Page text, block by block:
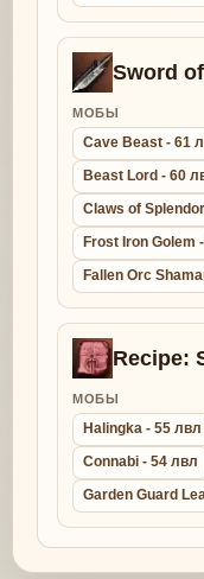
Sword
МОБЫ
Cave Beast - 61
Beast Lord - 60
Claws of
Frost Iron Golem
Fallen Orc
Recipe:
МОБЫ
Halingka - 55 лвл
Connabi - 54 лвл
Garden Guard